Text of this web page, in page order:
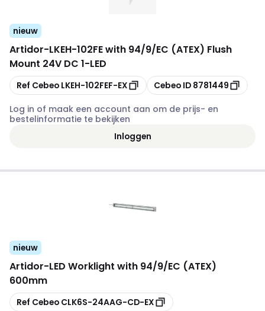
nieuw
Artidor-LKEH-102FE with 94/9/EC (ATEX) Flush
Mount 24V DC 1-LED
Kopiëren
Ref Cebeo LKEH-102FEF-EX Kopiëren
Cebeo ID 8781449
Log in of maak een account aan om de prijs- en
bestelinformatie te bekijken
Inloggen
nieuw
Artidor-LED Worklight with 94/9/EC (ATEX)
600mm
Kopiëren
Ref Cebeo CLK6S-24AAG-CD-EX